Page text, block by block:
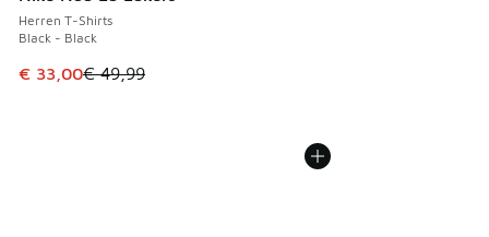
Herren T-Shirts
Black - Black
Dieser Artikel ist im Sale. Der Preis ist von € 49,99 auf €
€ 33,00€ 49,99